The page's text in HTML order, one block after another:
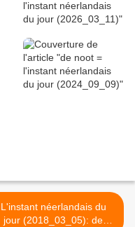
L'instant néerlandais du
jour (2018_03_05): de